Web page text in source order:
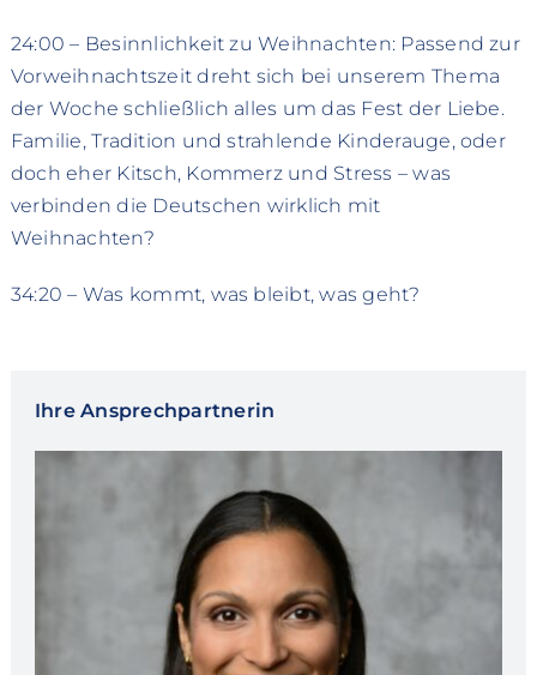
24:00 – Besinnlichkeit zu Weihnachten: Passend zur
Vorweihnachtszeit dreht sich bei unserem Thema
der Woche schließlich alles um das Fest der Liebe.
Familie, Tradition und strahlende Kinderauge, oder
doch eher Kitsch, Kommerz und Stress – was
verbinden die Deutschen wirklich mit
Weihnachten?
34:20 – Was kommt, was bleibt, was geht?
Ihre Ansprechpartnerin